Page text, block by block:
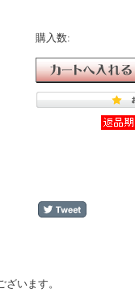
購入数:
います。